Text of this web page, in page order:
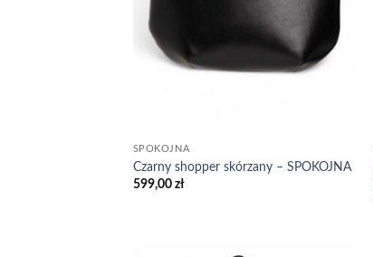
SPOKOJNA
Czarny shopper skórzany – SPOKOJNA
599,00 zł